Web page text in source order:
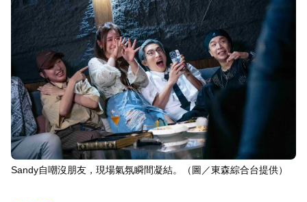
Sandy自嘲沒朋友，現場氣氛瞬間凝結。（圖／東森綜合台提供）